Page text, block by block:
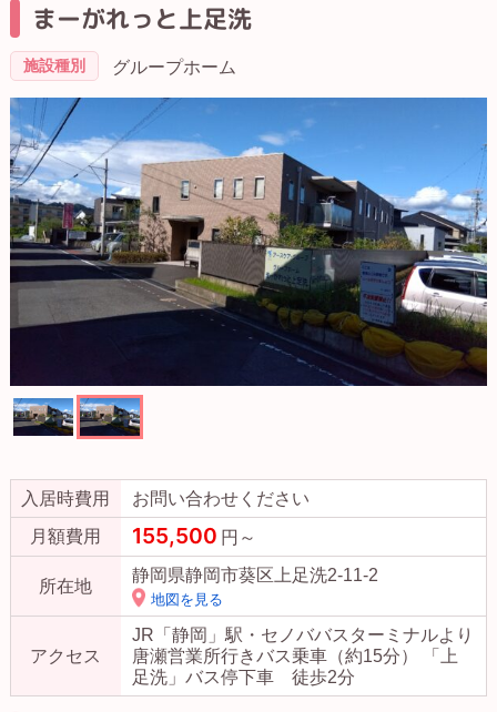
まーがれっと上足洗
施設種別 グループホーム
入居時費用
お問い合わせください
月額費用
155,500 円～
所在地
静岡県静岡市葵区上足洗2-11-2
地図を見る
アクセス
JR「静岡」駅・セノババスターミナルより
唐瀬営業所行きバス乗車（約15分） 「上
足洗」バス停下車 徒歩2分